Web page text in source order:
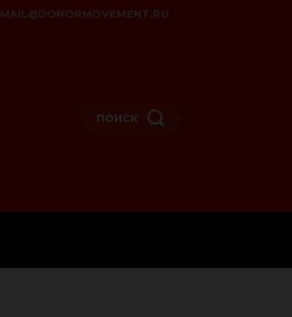
MAIL@DONORMOVEMENT.RU
ПОИСК